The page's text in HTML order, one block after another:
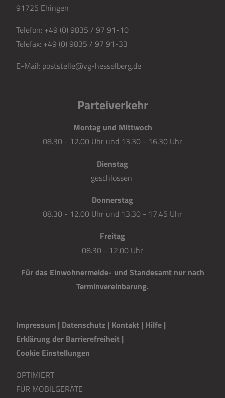
91725 Ehingen
Telefon: +49 (0) 9835 / 97 91-10
Telefax: +49 (0) 9835 / 97 91-33
E-Mail: poststelle@vg-hesselberg.de
Parteiverkehr
Montag und Mittwoch
08.30 - 12.00 Uhr und 13.30 - 16.30 Uhr
Dienstag
geschlossen
Donnerstag
08.30 - 12.00 Uhr und 13.30 - 17.45 Uhr
Freitag
08.30 - 12.00 Uhr
Für das Einwohnermelde- und Standesamt nur nach
Terminvereinbarung.
Impressum | Datenschutz | Kontakt | Hilfe |
Erklärung der Barrierefreiheit |
Cookie Einstellungen
OPTIMIERT
FÜR MOBILGERÄTE